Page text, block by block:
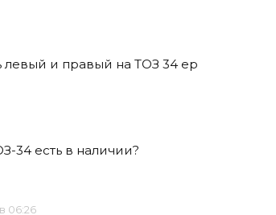
левый и правый на ТОЗ 34 ер
34 есть в наличии?
06:26